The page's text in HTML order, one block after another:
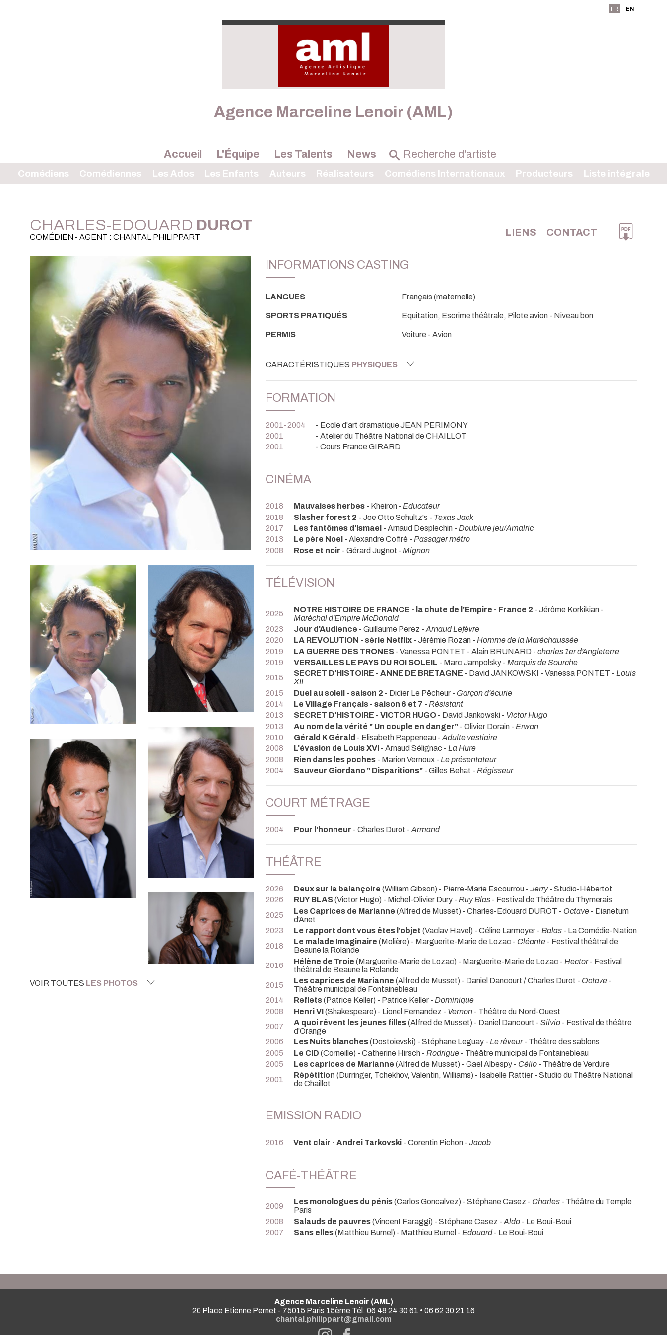
FR EN
Agence Marceline Lenoir (AML)
Accueil L'Équipe Les Talents
Comédiens Comédiennes Les Ados Les Enfants Auteurs Réalisateurs Comédiens Internationaux Producteurs Liste intégrale
News
CHARLES-EDOUARD DUROT
COMÉDIEN - AGENT : CHANTAL PHILIPPART LIENS CONTACT
VOIR TOUTES LES PHOTOS
INFORMATIONS CASTING
LANGUES Français (maternelle)
SPORTS PRATIQUÉS Equitation, Escrime théâtrale, Pilote avion - Niveau bon
PERMIS Voiture - Avion
CARACTÉRISTIQUES PHYSIQUES
FORMATION
2001-2004
- Ecole d'art dramatique JEAN PERIMONY
2001
- Atelier du Théâtre National de CHAILLOT
2001
- Cours France GIRARD
CINÉMA
2018 Mauvaises herbes - Kheiron - Educateur
2018
Slasher forest 2 - Joe Otto Schultz's - Texas Jack
2017
Les fantômes d'Ismael - Arnaud Desplechin - Doublure jeu/Amalric
2013
Le père Noel - Alexandre Coffré - Passager métro
2008
Rose et noir - Gérard Jugnot - Mignon
TÉLÉVISION
2025 NOTRE HISTOIRE DE FRANCE - la chute de l'Empire - France 2 - Jérôme Korkikian -
Maréchal d'Empire McDonald
2023
Jour d'Audience - Guillaume Perez - Arnaud Lefèvre
2020
LA REVOLUTION - série Netflix - Jérémie Rozan - Homme de la Maréchaussée
2019
LA GUERRE DES TRONES - Vanessa PONTET - Alain BRUNARD - charles 1er d'Angleterre
2019
VERSAILLES LE PAYS DU ROI SOLEIL - Marc Jampolsky - Marquis de Sourche
2015
SECRET D'HISTOIRE - ANNE DE BRETAGNE - David JANKOWSKI - Vanessa PONTET - Louis
XII
2015
Duel au soleil - saison 2 - Didier Le Pêcheur - Garçon d'écurie
2014
Le Village Français - saison 6 et 7 - Résistant
2013
SECRET D'HISTOIRE - VICTOR HUGO - David Jankowski - Victor Hugo
2013
Au nom de la vérité " Un couple en danger" - Olivier Dorain - Erwan
2010
Gérald K Gérald - Elisabeth Rappeneau - Adulte vestiaire
2008
L'évasion de Louis XVI - Arnaud Sélignac - La Hure
2008
Rien dans les poches - Marion Vernoux - Le présentateur
2004
Sauveur Giordano " Disparitions" - Gilles Behat - Régisseur
COURT MÉTRAGE
2004 Pour l'honneur - Charles Durot - Armand
THÉÂTRE
2026 Deux sur la balançoire (William Gibson) - Pierre-Marie Escourrou - Jerry- Studio-Hébertot
2026
RUY BLAS(Victor Hugo) - Michel-Olivier Dury - Ruy Blas - Festival de Théâtre du Thymerais
2025
Les Caprices de Marianne (Alfred de Musset) - Charles-Edouard DUROT - Octave - Dianetum
d'Anet
2023
Le rapport dont vous êtes l'objet (Vaclav Havel) - Céline Larmoyer - Balas - La Comédie-Nation
2018
Le malade Imaginaire (Molière) - Marguerite-Marie de Lozac - Cléante - Festival théâtral de
Beaune la Rolande
2016
Hélène de Troie (Marguerite-Marie de Lozac) - Marguerite-Marie de Lozac - Hector- Festival
théâtral de Beaune la Rolande
2015
Les caprices de Marianne (Alfred de Musset) - Daniel Dancourt / Charles Durot - Octave -
Théâtre municipal de Fontainebleau
2014
Reflets(Patrice Keller) - Patrice Keller - Dominique
2008
Henri VI(Shakespeare) - Lionel Fernandez - Vernon - Théâtre du Nord-Ouest
2007
A quoi rêvent les jeunes filles(Alfred de Musset) - Daniel Dancourt - Silvio - Festival de théâtre
d'Orange
2006
Les Nuits blanches(Dostoievski) - Stéphane Leguay - Le rêveur- Théâtre des sablons
2005
Le CID (Corneille) - Catherine Hirsch - Rodrigue - Théâtre municipal de Fontainebleau
2005
Les caprices de Marianne (Alfred de Musset) - Gael Albespy - Célio - Théâtre de Verdure
2001
Répétition (Durringer, Tchekhov, Valentin, Williams) - Isabelle Rattier - Studio du Théâtre National
de Chaillot
EMISSION RADIO
2016 Vent clair - Andrei Tarkovski - Corentin Pichon - Jacob
CAFÉ-THÉÂTRE
2009 Les monologues du pénis(Carlos Goncalvez) - Stéphane Casez - Charles - Théâtre du Temple
Paris
2008
Salauds de pauvres(Vincent Faraggi) - Stéphane Casez - Aldo - Le Boui-Boui
2007
Sans elles(Matthieu Burnel) - Matthieu Burnel - Edouard- Le Boui-Boui
Agence Marceline Lenoir (AML)
20 Place Etienne Pernet - 75015 Paris 15ème Tél. 06 48 24 30 61 • 06 62 30 21 16
chantal.philippart@gmail.com